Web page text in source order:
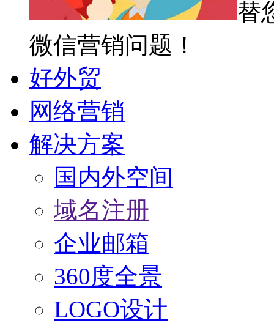
替
微信营销问题！
好外贸
网络营销
解决方案
国内外空间
域名注册
企业邮箱
360度全景
LOGO设计